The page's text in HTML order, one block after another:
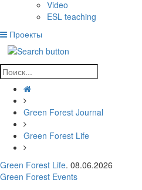
Video
ESL teaching
Проекты
Green Forest Journal
Green Forest Life
Green Forest Life. 08.06.2026
Green Forest Events